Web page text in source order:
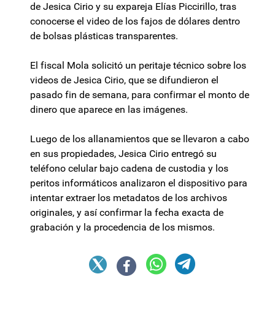
de Jesica Cirio y su expareja Elías Piccirillo, tras
conocerse el video de los fajos de dólares dentro
de bolsas plásticas transparentes.
El fiscal Mola solicitó un peritaje técnico sobre los
videos de Jesica Cirio, que se difundieron el
pasado fin de semana, para confirmar el monto de
dinero que aparece en las imágenes.
Luego de los allanamientos que se llevaron a cabo
en sus propiedades, Jesica Cirio entregó su
teléfono celular bajo cadena de custodia y los
peritos informáticos analizaron el dispositivo para
intentar extraer los metadatos de los archivos
originales, y así confirmar la fecha exacta de
grabación y la procedencia de los mismos.